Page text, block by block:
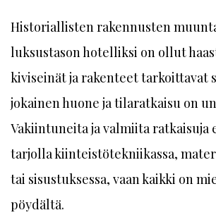
Historiallisten rakennusten
luksustason hotelliksi on ollut
kiviseinät ja rakenteet tarkoittavat
jokainen huone ja tilaratkaisu on
Vakiintuneita ja valmiita ratkaisuja
tarjolla kiinteistötekniikassa,
tai sisustuksessa, vaan kaikki on
pöydältä.